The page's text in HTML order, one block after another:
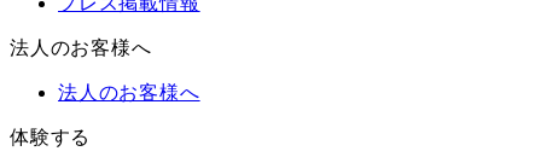
法人のお客様へ
法人のお客様へ
体験する